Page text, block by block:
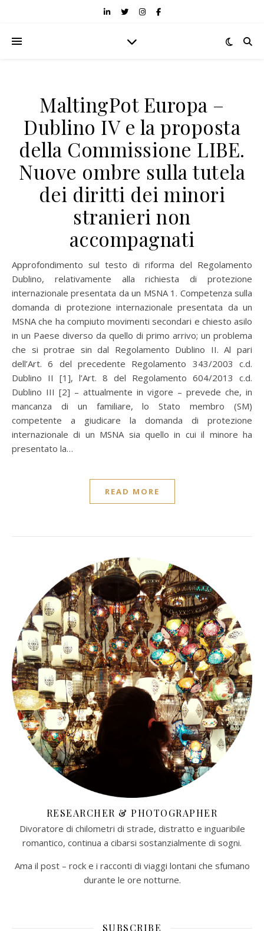
MaltingPot Europa –
Dublino IV e la proposta
della Commissione LIBE.
Nuove ombre sulla tutela
dei diritti dei minori
stranieri non
accompagnati
Approfondimento sul testo di riforma del Regolamento
Dublino, relativamente alla richiesta di protezione
internazionale presentata da un MSNA 1. Competenza sulla
domanda di protezione internazionale presentata da un
MSNA che ha compiuto movimenti secondari e chiesto asilo
in un Paese diverso da quello di primo arrivo; un problema
che si protrae sin dal Regolamento Dublino II. Al pari
dell’Art. 6 del precedente Regolamento 343/2003 c.d.
Dublino II [1], l’Art. 8 del Regolamento 604/2013 c.d.
Dublino III [2] – attualmente in vigore – prevede che, in
mancanza di un familiare, lo Stato membro (SM)
competente a giudicare la domanda di protezione
internazionale di un MSNA sia quello in cui il minore ha
presentato la…
READ MORE
RESEARCHER & PHOTOGRAPHER
Divoratore di chilometri di strade, distratto e inguaribile
romantico, continua a cibarsi sostanzialmente di sogni.
Ama il post – rock e i racconti di viaggi lontani che sfumano
durante le ore notturne.​
SUBSCRIBE